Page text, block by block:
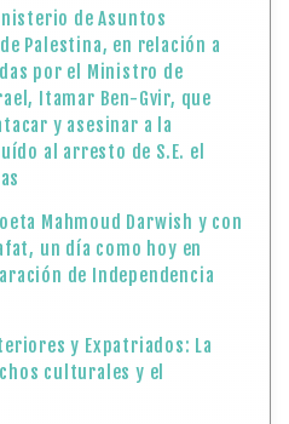
de Asuntos
Palestina, en relación a
por el Ministro de
Itamar Ben-Gvir, que
y asesinar a la
al arresto de S.E. el
Mahmoud Darwish y con
un día como hoy en
de Independencia
y Expatriados: La
culturales y el